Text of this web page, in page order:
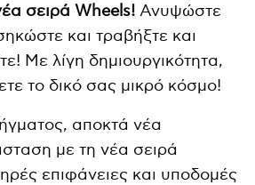
σειρά Wheels!Ανυψώστε
και τραβήξτε και
Με λίγη δημιουργικότητα,
το δικό σας μικρό κόσμο!
αποκτά νέα
με τη νέα σειρά
επιφάνειες και υποδομές